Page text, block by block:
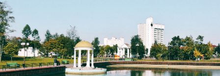
Перейти
к
содержанию